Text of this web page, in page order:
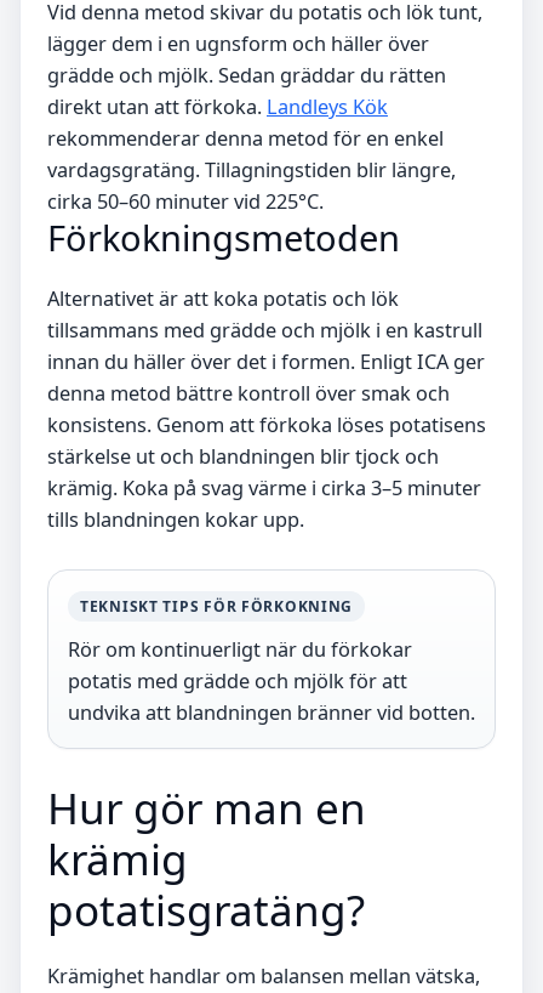
Vid denna metod skivar du potatis och lök tunt,
lägger dem i en ugnsform och häller över
grädde och mjölk. Sedan gräddar du rätten
direkt utan att förkoka. Landleys Kök
rekommenderar denna metod för en enkel
vardagsgratäng. Tillagningstiden blir längre,
cirka 50–60 minuter vid 225°C.
Förkokningsmetoden
Alternativet är att koka potatis och lök
tillsammans med grädde och mjölk i en kastrull
innan du häller över det i formen. Enligt ICA ger
denna metod bättre kontroll över smak och
konsistens. Genom att förkoka löses potatisens
stärkelse ut och blandningen blir tjock och
krämig. Koka på svag värme i cirka 3–5 minuter
tills blandningen kokar upp.
TEKNISKT TIPS FÖR FÖRKOKNING
Rör om kontinuerligt när du förkokar
potatis med grädde och mjölk för att
undvika att blandningen bränner vid botten.
Hur gör man en
krämig
potatisgratäng?
Krämighet handlar om balansen mellan vätska,